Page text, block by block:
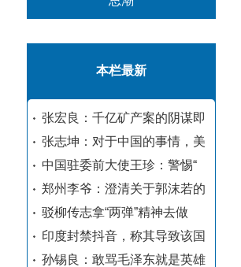
本栏最新
张宏良：千亿矿产案的阴谋即
张志坤：对于中国的事情，美
中国驻委前大使王珍：警惕“
郑州李爷：澄清关于郭沫若的
驳柳传志拿“两弹”精神去做
印度封禁抖音，称其导致该国
孙锡良：敢骂毛泽东就是英雄